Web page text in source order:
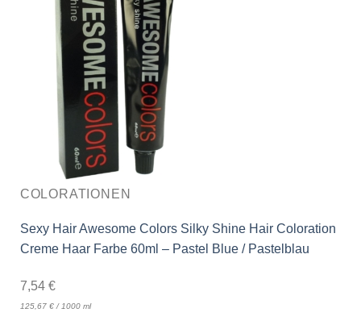
COLORATIONEN
Sexy Hair Awesome Colors Silky Shine Hair Coloration
Creme Haar Farbe 60ml – Pastel Blue / Pastelblau
7,54 €
125,67 €/ 1000 ml